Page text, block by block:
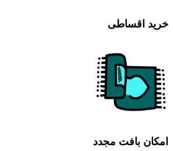
خرید اقساطی
امکان بافت مجدد